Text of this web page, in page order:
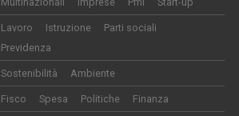
Lavoro Istruzione
Parti sociali
Previdenza
Sostenibilità Ambiente
Fisco Spesa Politiche Finanza